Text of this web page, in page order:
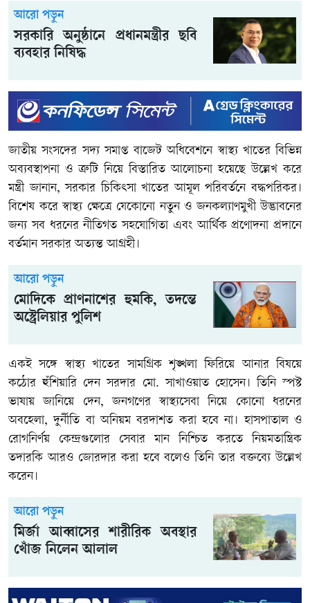
আরো পড়ুন
সরকারি অনুষ্ঠানে প্রধানমন্ত্রীর ছবি
ব্যবহার নিষিদ্ধ
জাতীয় সংসদের সদ্য সমাপ্ত বাজেট অধিবেশনে স্বাস্থ্য খাতের বিভিন্ন
অব্যবস্থাপনা ও ত্রুটি নিয়ে বিস্তারিত আলোচনা হয়েছে উল্লেখ করে
মন্ত্রী জানান, সরকার চিকিৎসা খাতের আমূল পরিবর্তনে বদ্ধপরিকর।
বিশেষ করে স্বাস্থ্য ক্ষেত্রে যেকোনো নতুন ও জনকল্যাণমুখী উদ্ভাবনের
জন্য সব ধরনের নীতিগত সহযোগিতা এবং আর্থিক প্রণোদনা প্রদানে
বর্তমান সরকার অত্যন্ত আগ্রহী।
আরো পড়ুন
মোদিকে প্রাণনাশের হুমকি, তদন্তে
অস্ট্রেলিয়ার পুলিশ
একই সঙ্গে স্বাস্থ্য খাতের সামগ্রিক শৃঙ্খলা ফিরিয়ে আনার বিষয়ে
কঠোর হুঁশিয়ারি দেন সরদার মো. সাখাওয়াত হোসেন। তিনি স্পষ্ট
ভাষায় জানিয়ে দেন, জনগণের স্বাস্থ্যসেবা নিয়ে কোনো ধরনের
অবহেলা, দুর্নীতি বা অনিয়ম বরদাশত করা হবে না। হাসপাতাল ও
রোগনির্ণয় কেন্দ্রগুলোর সেবার মান নিশ্চিত করতে নিয়মতান্ত্রিক
তদারকি আরও জোরদার করা হবে বলেও তিনি তার বক্তব্যে উল্লেখ
করেন।
আরো পড়ুন
মির্জা আব্বাসের শারীরিক অবস্থার
খোঁজ নিলেন আলাল